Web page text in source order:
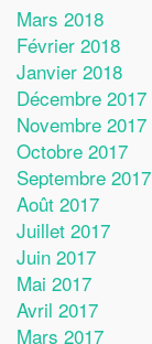
Mars 2018
Février 2018
Janvier 2018
Décembre 2017
Novembre 2017
Octobre 2017
Septembre 2017
Août 2017
Juillet 2017
Juin 2017
Mai 2017
Avril 2017
Mars 2017